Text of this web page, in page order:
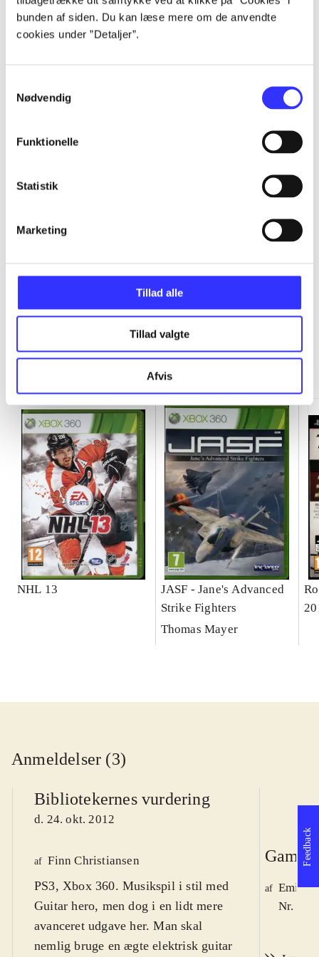
bunden af siden. Du kan læse mere om de anvendte
cookies under ”Detaljer”.
Nødvendig
Funktionelle
Statistik
Marketing
Tillad alle
Tillad valgte
Afvis
Artikler
Alle registrerede artikler fordelt på udgivelser
Minder om
NHL 13
JASF - Jane's Advanced
Strike Fighters
Thomas Mayer
Anmeldelser (3)
Bibliotekernes vurdering
d. 24. okt. 2012
af Finn Christiansen
PS3, Xbox 360. Musikspil i stil med
Guitar hero, men dog i en lidt mere
avanceret udgave her. Man skal
nemlig bruge en ægte elektrisk guitar
Game
af Emil
Nr.
Feedback